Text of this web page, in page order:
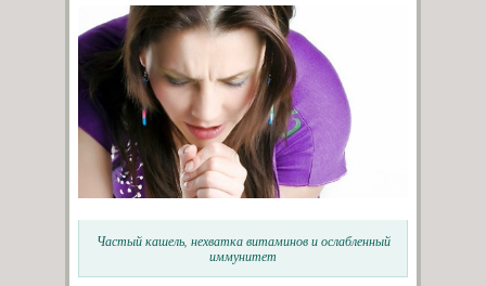
Частый кашель, нехватка витаминов и ослабленный
иммунитет